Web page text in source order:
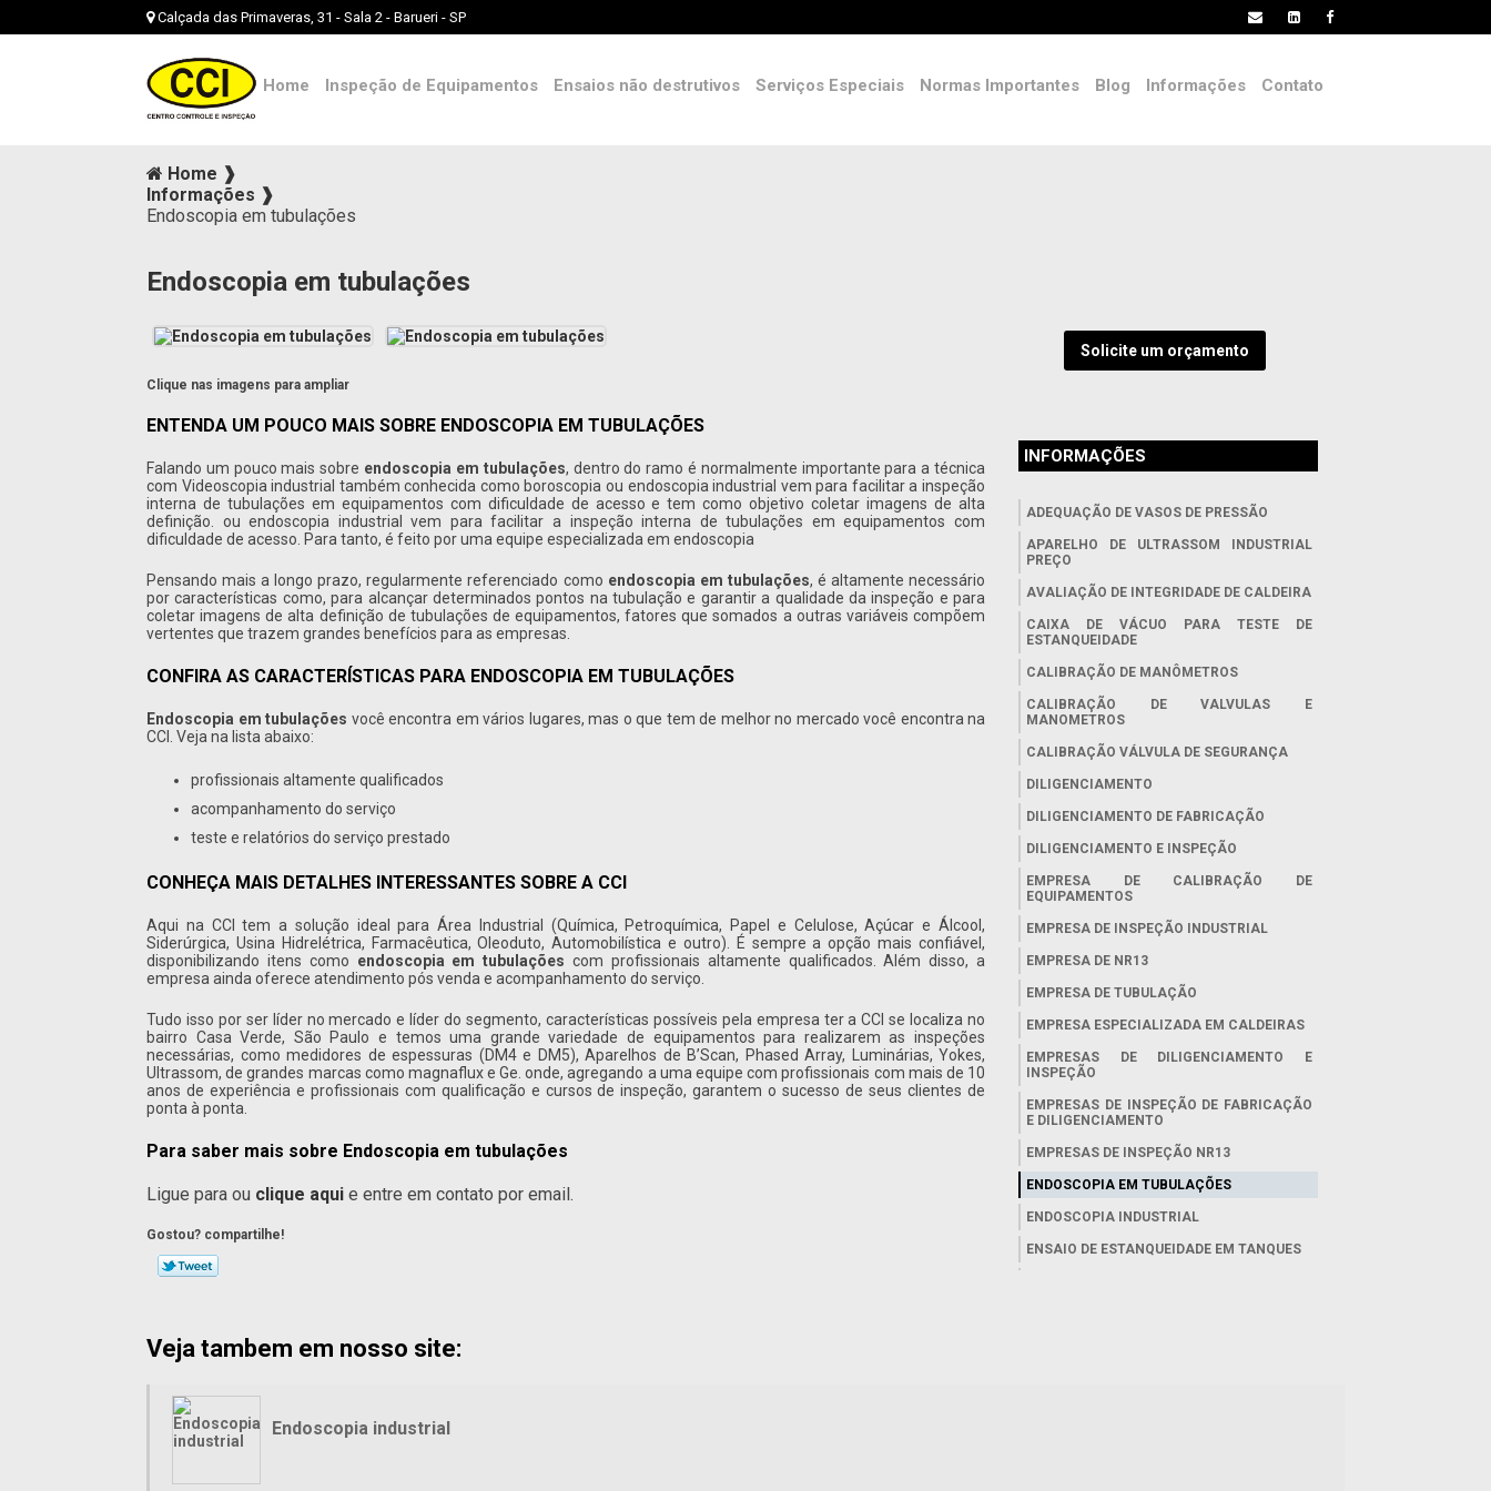
Calçada das Primaveras, 31 - Sala 2 - Barueri - SP
Home Inspeção de Equipamentos Ensaios não destrutivos Serviços Especiais Normas Importantes Blog Informações Contato
Home ❱
Informações ❱
Endoscopia em tubulações
Endoscopia em tubulações
Clique nas imagens para ampliar
ENTENDA UM POUCO MAIS SOBRE ENDOSCOPIA EM TUBULAÇÕES
Falando um pouco mais sobre endoscopia em tubulações, dentro do ramo é normalmente importante para a técnica
com Videoscopia industrial também conhecida como boroscopia ou endoscopia industrial vem para facilitar a inspeção
interna de tubulações em equipamentos com dificuldade de acesso e tem como objetivo coletar imagens de alta
definição. ou endoscopia industrial vem para facilitar a inspeção interna de tubulações em equipamentos com
dificuldade de acesso. Para tanto, é feito por uma equipe especializada em endoscopia
Pensando mais a longo prazo, regularmente referenciado como endoscopia em tubulações, é altamente necessário
por características como, para alcançar determinados pontos na tubulação e garantir a qualidade da inspeção e para
coletar imagens de alta definição de tubulações de equipamentos, fatores que somados a outras variáveis compõem
vertentes que trazem grandes benefícios para as empresas.
CONFIRA AS CARACTERÍSTICAS PARA ENDOSCOPIA EM TUBULAÇÕES
Endoscopia em tubulações você encontra em vários lugares, mas o que tem de melhor no mercado você encontra na
CCI. Veja na lista abaixo:
profissionais altamente qualificados
acompanhamento do serviço
teste e relatórios do serviço prestado
CONHEÇA MAIS DETALHES INTERESSANTES SOBRE A CCI
Aqui na CCI tem a solução ideal para Área Industrial (Química, Petroquímica, Papel e Celulose, Açúcar e Álcool,
Siderúrgica, Usina Hidrelétrica, Farmacêutica, Oleoduto, Automobilística e outro). É sempre a opção mais confiável,
disponibilizando itens como endoscopia em tubulações com profissionais altamente qualificados. Além disso, a
empresa ainda oferece atendimento pós venda e acompanhamento do serviço.
Tudo isso por ser líder no mercado e líder do segmento, características possíveis pela empresa ter a CCI se localiza no
bairro Casa Verde, São Paulo e temos uma grande variedade de equipamentos para realizarem as inspeções
necessárias, como medidores de espessuras (DM4 e DM5), Aparelhos de B’Scan, Phased Array, Luminárias, Yokes,
Ultrassom, de grandes marcas como magnaflux e Ge. onde, agregando a uma equipe com profissionais com mais de 10
anos de experiência e profissionais com qualificação e cursos de inspeção, garantem o sucesso de seus clientes de
ponta à ponta.
Para saber mais sobre Endoscopia em tubulações
Ligue para ou clique aqui e entre em contato por email.
Gostou? compartilhe!
Solicite um orçamento
INFORMAÇÕES
ADEQUAÇÃO DE VASOS DE PRESSÃO
APARELHO DE ULTRASSOM INDUSTRIAL
PREÇO
AVALIAÇÃO DE INTEGRIDADE DE CALDEIRA
CAIXA DE VÁCUO PARA TESTE DE
ESTANQUEIDADE
CALIBRAÇÃO DE MANÔMETROS
CALIBRAÇÃO DE VALVULAS E
MANOMETROS
CALIBRAÇÃO VÁLVULA DE SEGURANÇA
DILIGENCIAMENTO
DILIGENCIAMENTO DE FABRICAÇÃO
DILIGENCIAMENTO E INSPEÇÃO
EMPRESA DE CALIBRAÇÃO DE
EQUIPAMENTOS
EMPRESA DE INSPEÇÃO INDUSTRIAL
EMPRESA DE NR13
EMPRESA DE TUBULAÇÃO
EMPRESA ESPECIALIZADA EM CALDEIRAS
EMPRESAS DE DILIGENCIAMENTO E
INSPEÇÃO
EMPRESAS DE INSPEÇÃO DE FABRICAÇÃO
E DILIGENCIAMENTO
EMPRESAS DE INSPEÇÃO NR13
ENDOSCOPIA EM TUBULAÇÕES
ENDOSCOPIA INDUSTRIAL
ENSAIO DE ESTANQUEIDADE EM TANQUES
Veja tambem em nosso site:
Endoscopia industrial